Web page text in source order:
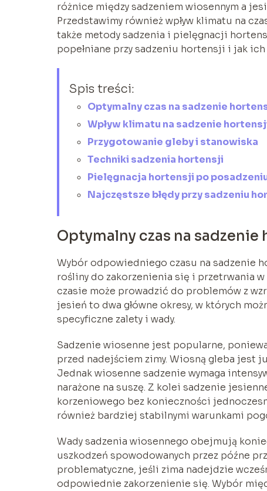
różnice między sadzeniem wiosennym a
Przedstawimy również wpływ klimatu na
także metody sadzenia i pielęgnacji
popełniane przy sadzeniu hortensji i jak
Spis treści:
Optymalny czas na sadzenie
Wpływ klimatu na sadzenie
Przygotowanie gleby i stanowiska
Techniki sadzenia hortensji
Pielęgnacja hortensji po
Najczęstsze błędy przy sadzeniu
Optymalny czas na sadzenie
Wybór odpowiedniego czasu na sadzenie
rośliny do zakorzenienia się i przetrwania
czasie może prowadzić do problemów z
jesień to dwa główne okresy, w których
specyficzne zalety i wady.
Sadzenie wiosenne jest popularne,
przed nadejściem zimy. Wiosną gleba jest
Jednak wiosenne sadzenie wymaga
narażone na suszę. Z kolei sadzenie
korzeniowego bez konieczności
również bardziej stabilnymi warunkami
Wady sadzenia wiosennego obejmują
uszkodzeń spowodowanych przez późne
problematyczne, jeśli zima nadejdzie
odpowiednie zakorzenienie się. Wybór